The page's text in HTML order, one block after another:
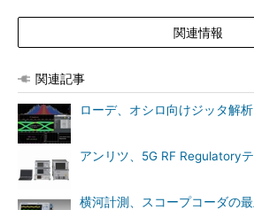
関連情報
関連記事
ローデ、オシロ向けジッタ解
アンリツ、5G RF Regulatory
横河計測、スコープコーダの